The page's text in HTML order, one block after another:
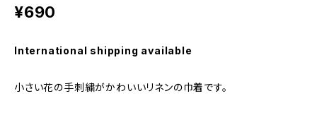
¥690
International shipping available
小さい花の手刺繍がかわいいリネンの巾着です。